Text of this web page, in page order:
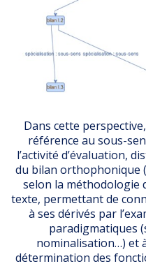
Dans cette
référence au sous-
l’activité d’évaluation,
du bilan orthophonique
selon la méthodologie
texte, permettant de
à ses dérivés par
paradigmatiques
nominalisation…) et
détermination des